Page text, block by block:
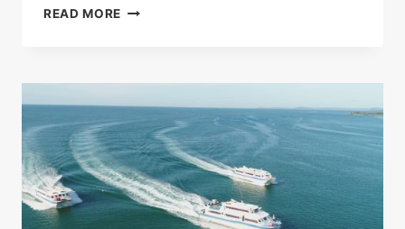
READ MORE រីករាយ
តម្លៃ
20%